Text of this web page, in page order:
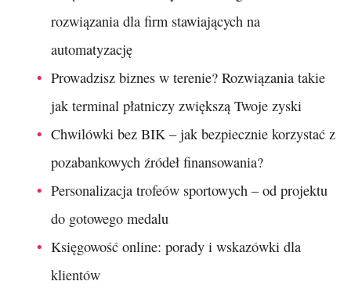
rozwiązania dla firm stawiających na
automatyzację
Prowadzisz biznes w terenie? Rozwiązania takie
jak terminal płatniczy zwiększą Twoje zyski
Chwilówki bez BIK – jak bezpiecznie korzystać z
pozabankowych źródeł finansowania?
Personalizacja trofeów sportowych – od projektu
do gotowego medalu
Księgowość online: porady i wskazówki dla
klientów